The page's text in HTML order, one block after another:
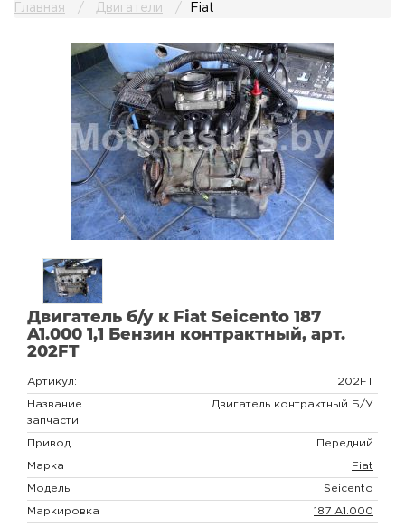
Главная Двигатели Fiat
Двигатель б/у к Fiat Seicento 187
A1.000 1,1 Бензин контрактный, арт.
202FT
Артикул: 202FT
Название
запчасти
Двигатель контрактный Б/У
Привод Передний
Марка Fiat
Модель Seicento
Маркировка 187 A1.000